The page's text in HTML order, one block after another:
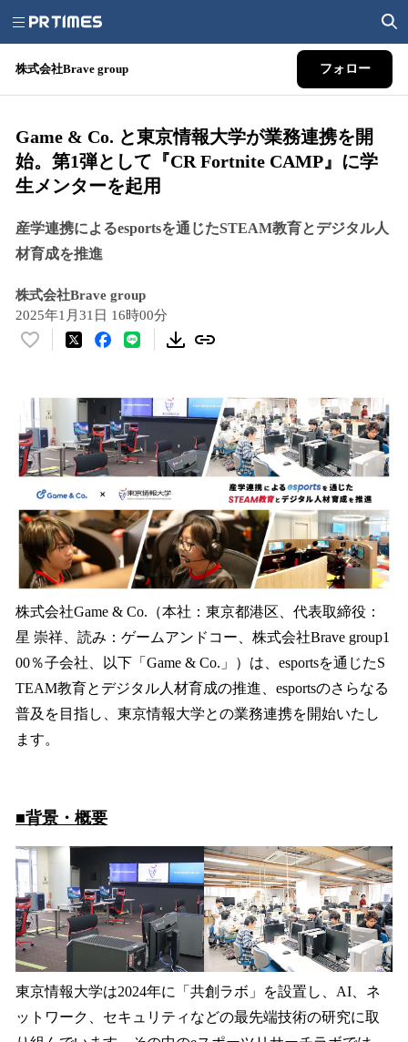
株式会社Brave group フォロー
Game & Co. と東京情報大学が業務連携を開
始。第1弾として『CR Fortnite CAMP』に学
生メンターを起用
産学連携によるesportsを通じたSTEAM教育とデジタル人
材育成を推進
株式会社Brave group
2025年1月31日 16時00分
い
！
数
を
読
み
込
み
中
で
す
株式会社Game & Co.（本社：東京都港区、代表取締役：
星 崇祥、読み：ゲームアンドコー、株式会社Brave group1
00％子会社、以下「Game & Co.」）は、esportsを通じたS
TEAM教育とデジタル人材育成の推進、esportsのさらなる
普及を目指し、東京情報大学との業務連携を開始いたし
ます。
■背景・概要
東京情報大学は2024年に「共創ラボ」を設置し、AI、ネ
ットワーク、セキュリティなどの最先端技術の研究に取